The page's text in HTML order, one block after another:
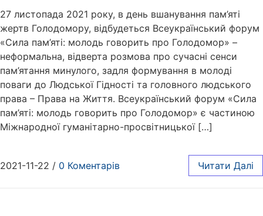
27 листопада 2021 року, в день вшанування пам’яті
жертв Голодомору, відбудеться Всеукраїнський форум
«Сила пам’яті: молодь говорить про Голодомор» –
неформальна, відверта розмова про сучасні сенси
пам’ятання минулого, задля формування в молоді
поваги до Людської Гідності та головного людського
права – Права на Життя. Всеукраїнський форум «Сила
пам’яті: молодь говорить про Голодомор» є частиною
Міжнародної гуманітарно-просвітницької […]
2021-11-22 / 0 Коментарів Читати Далі